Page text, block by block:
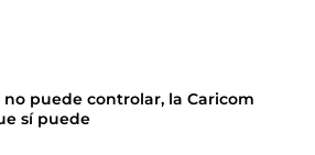
puede controlar, la Caricom
sí puede